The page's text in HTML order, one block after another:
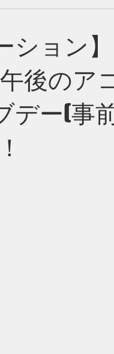
ション】
後のア
デー(事